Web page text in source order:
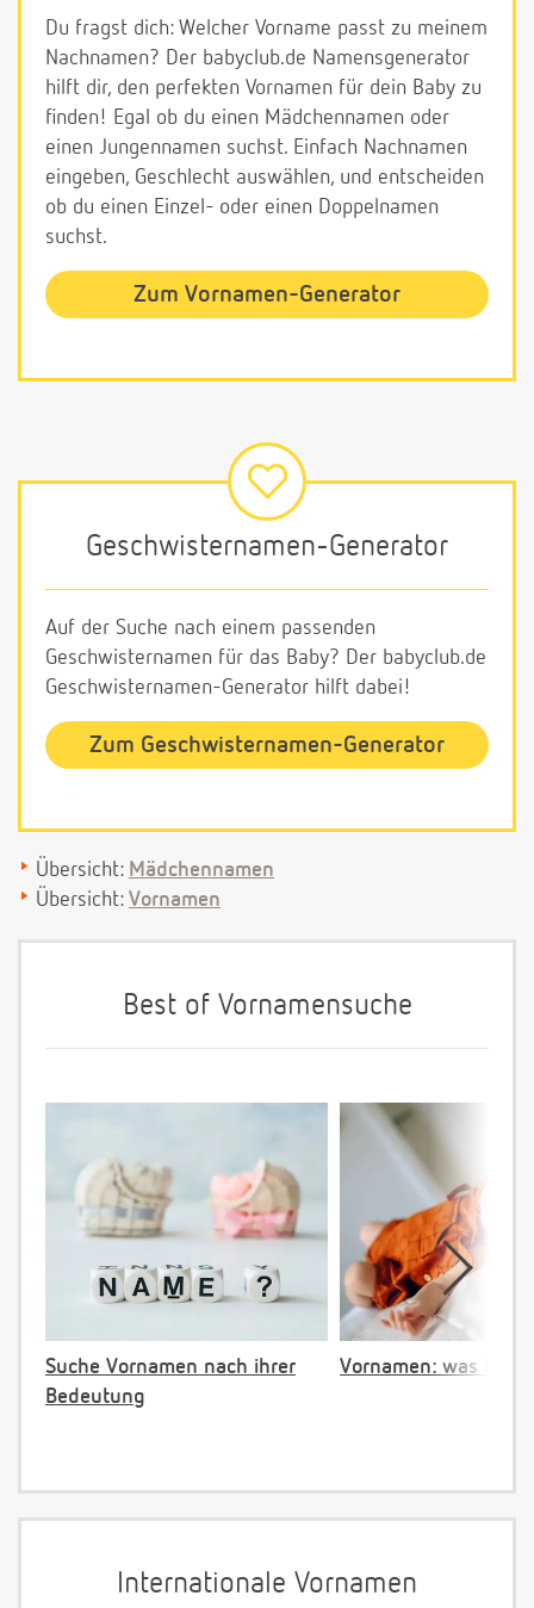
Du fragst dich: Welcher Vorname passt zu meinem
Nachnamen? Der babyclub.de Namensgenerator
hilft dir, den perfekten Vornamen für dein Baby zu
finden! Egal ob du einen Mädchennamen oder
einen Jungennamen suchst. Einfach Nachnamen
eingeben, Geschlecht auswählen, und entscheiden
ob du einen Einzel- oder einen Doppelnamen
suchst.
Zum Vornamen-Generator
Geschwisternamen-Generator
Auf der Suche nach einem passenden
Geschwisternamen für das Baby? Der babyclub.de
Geschwisternamen-Generator hilft dabei!
Zum Geschwisternamen-Generator
Übersicht: Mädchennamen
Übersicht: Vornamen
Best of Vornamensuche
Suche Vornamen nach ihrer
Bedeutung
Vornamen: was ist
Internationale Vornamen